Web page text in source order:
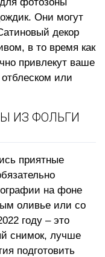
Они могут
декор
в то время как
привлекут ваше
или
ИЗ ФОЛЬГИ
приятные
на фоне
оливье или со
году – это
снимок, лучше
подготовить